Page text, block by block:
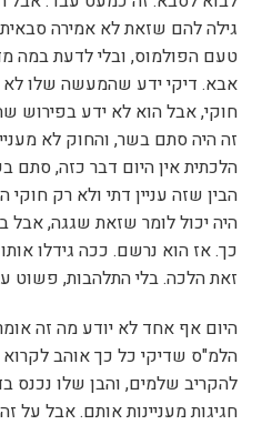
גילה להם שזאת לא אמירה
טעם הפולמוס, ובלי לדעת במה
אבא. דיקי ידע שהמעשה שלו לא
חוקי, אבל הוא לא ידע בפירוש
זה היה סתם בשר, והחוק לא
הלכתית אין היום דבר כזה,
הבין שזה עניין דתי ולא רק
היה יכול לומר שזאת שגגה, אבל
כך. אז הוא נרשם. ככה גידלו
זאת הלכה. בלי התלהבות, פשוט
היום אף אחד לא יודע מה זה
הלמ"ס שדיקי כל כך אוהב
להקריב שלמים, והבן שלו נכנס
חגיגות מעניינות אותם. אבל על